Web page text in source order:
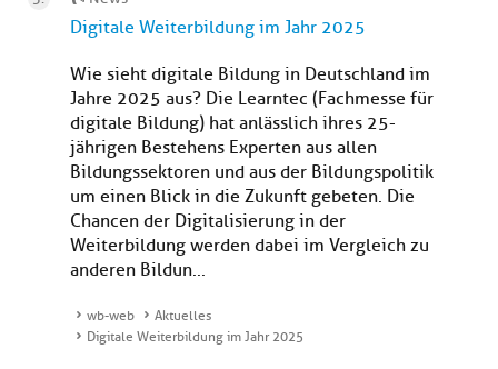
Digitale Weiterbildung im Jahr 2025
Wie sieht digitale Bildung in Deutschland im
Jahre 2025 aus? Die Learntec (Fachmesse für
digitale Bildung) hat anlässlich ihres 25-
jährigen Bestehens Experten aus allen
Bildungssektoren und aus der Bildungspolitik
um einen Blick in die Zukunft gebeten. Die
Chancen der Digitalisierung in der
Weiterbildung werden dabei im Vergleich zu
anderen Bildun...
wb-web
Aktuelles
Digitale Weiterbildung im Jahr 2025